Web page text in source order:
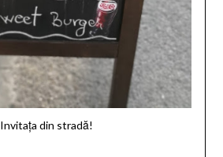
Invitața din stradă!